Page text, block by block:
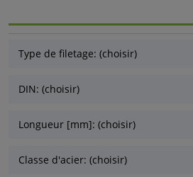
Type de filetage: (choisir)
DIN: (choisir)
Longueur [mm]: (choisir)
Classe d'acier: (choisir)